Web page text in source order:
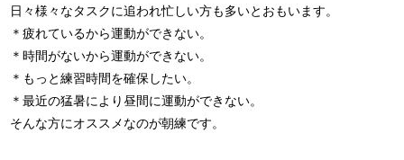
日々様々なタスクに追われ忙しい方も多いとおもいます。
＊疲れているから運動ができない。
＊時間がないから運動ができない。
＊もっと練習時間を確保したい。
＊最近の猛暑により昼間に運動ができない。
そんな方にオススメなのが朝練です。